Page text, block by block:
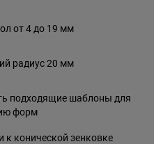
от 4 до 19 мм
радиус 20 мм
подходящие шаблоны для
форм
к конической зенковке